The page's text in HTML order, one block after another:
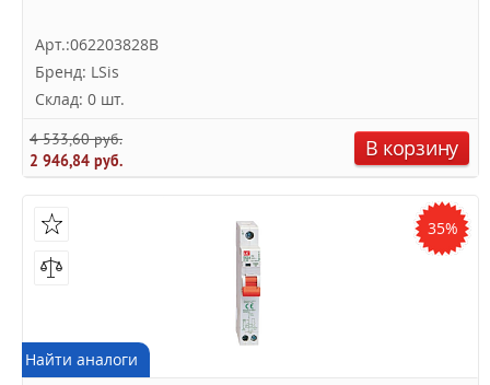
Арт.:062203828B
Бренд: LSis
Склад: 0 шт.
4 533,60 руб.
2 946,84 руб.
В корзину
35%
Найти аналоги